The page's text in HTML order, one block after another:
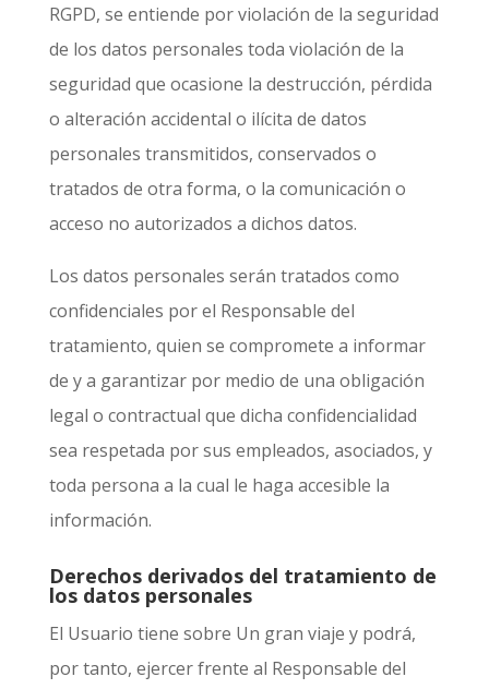
RGPD, se entiende por violación de la seguridad
de los datos personales toda violación de la
seguridad que ocasione la destrucción, pérdida
o alteración accidental o ilícita de datos
personales transmitidos, conservados o
tratados de otra forma, o la comunicación o
acceso no autorizados a dichos datos.
Los datos personales serán tratados como
confidenciales por el Responsable del
tratamiento, quien se compromete a informar
de y a garantizar por medio de una obligación
legal o contractual que dicha confidencialidad
sea respetada por sus empleados, asociados, y
toda persona a la cual le haga accesible la
información.
Derechos derivados del tratamiento de
los datos personales
El Usuario tiene sobre Un gran viaje y podrá,
por tanto, ejercer frente al Responsable del